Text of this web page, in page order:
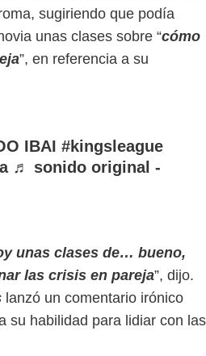
sugiriendo que podía
unas clases sobre “cómo
”, en referencia a su
IBAI #kingsleague
♬ sonido original -
unas clases de… bueno,
las crisis en pareja”, dijo.
lanzó un comentario irónico
su habilidad para lidiar con las